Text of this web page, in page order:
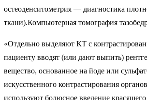
остеоденситометрия — диагностика
ткани).Компьютерная томография
«Отдельно выделяют КТ с
пациенту вводят (или дают выпить)
вещество, основанное на йоде или
искусственного контрастирования
используют болюсное введение красящего